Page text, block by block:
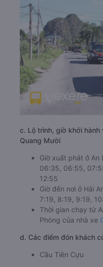
c. Lộ trình, giờ khởi
Quang Mười
Giờ xuất phát ở An
06:35, 06:55,
12:55
Giờ đến nơi ở Hải
7:19, 8:19, 9:19,
Thời gian chạy từ
Phòng của nhà xe
d. Các điểm đón khách
Cầu Tiên Cựu